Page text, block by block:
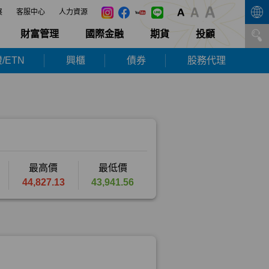
客服中心 人力資源
財富管理 國際金融 期貨 投顧
ETN 興櫃 債券 股務代理